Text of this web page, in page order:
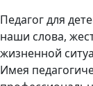
Педагог для
наши слова,
жизненной
Имея